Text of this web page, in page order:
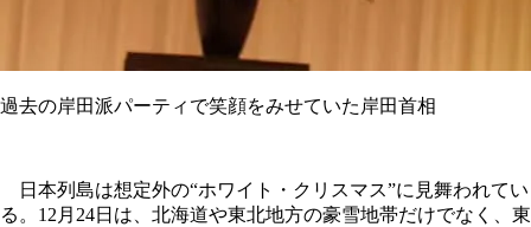
過去の岸田派パーティで笑顔をみせていた岸田首相
日本列島は想定外の“ホワイト・クリスマス”に見舞われてい
る。12月24日は、北海道や東北地方の豪雪地帯だけでなく、東